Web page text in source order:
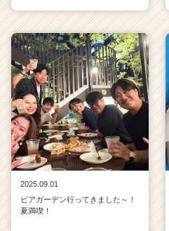
2025.09.01
ビアガーデン行ってきました～！
夏満喫！